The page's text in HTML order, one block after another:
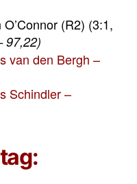
(R2) (3:1,
97,22)
van den Bergh –
Schindler –